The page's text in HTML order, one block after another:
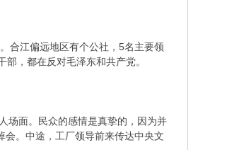
合江偏远地区有个公社，5名主要领
，都在反对毛泽东和共产党。
场面。民众的感情是真挚的，因为并
。中途，工厂领导前来传达中央文